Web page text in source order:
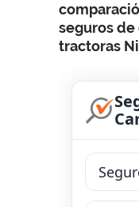
seguros
tractoras